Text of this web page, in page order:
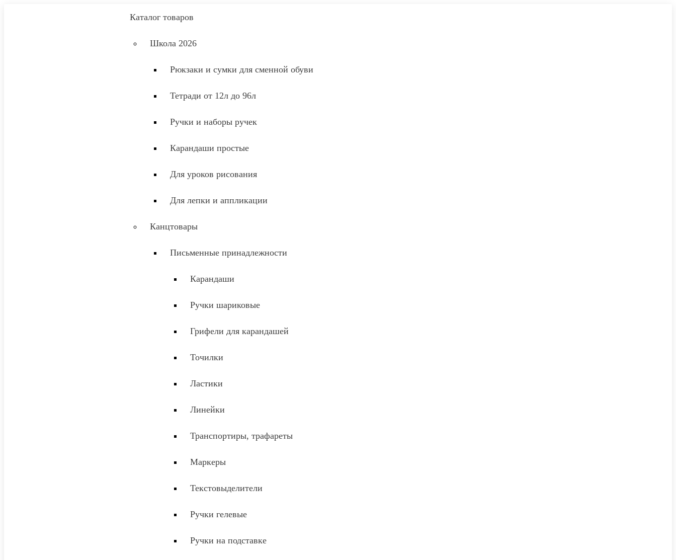
Каталог товаров
Школа 2026
Рюкзаки и сумки для сменной обуви
Тетради от 12л до 96л
Ручки и наборы ручек
Карандаши простые
Для уроков рисования
Для лепки и аппликации
Канцтовары
Письменные принадлежности
Карандаши
Ручки шариковые
Грифели для карандашей
Точилки
Ластики
Линейки
Транспортиры, трафареты
Маркеры
Текстовыделители
Ручки гелевые
Ручки на подставке